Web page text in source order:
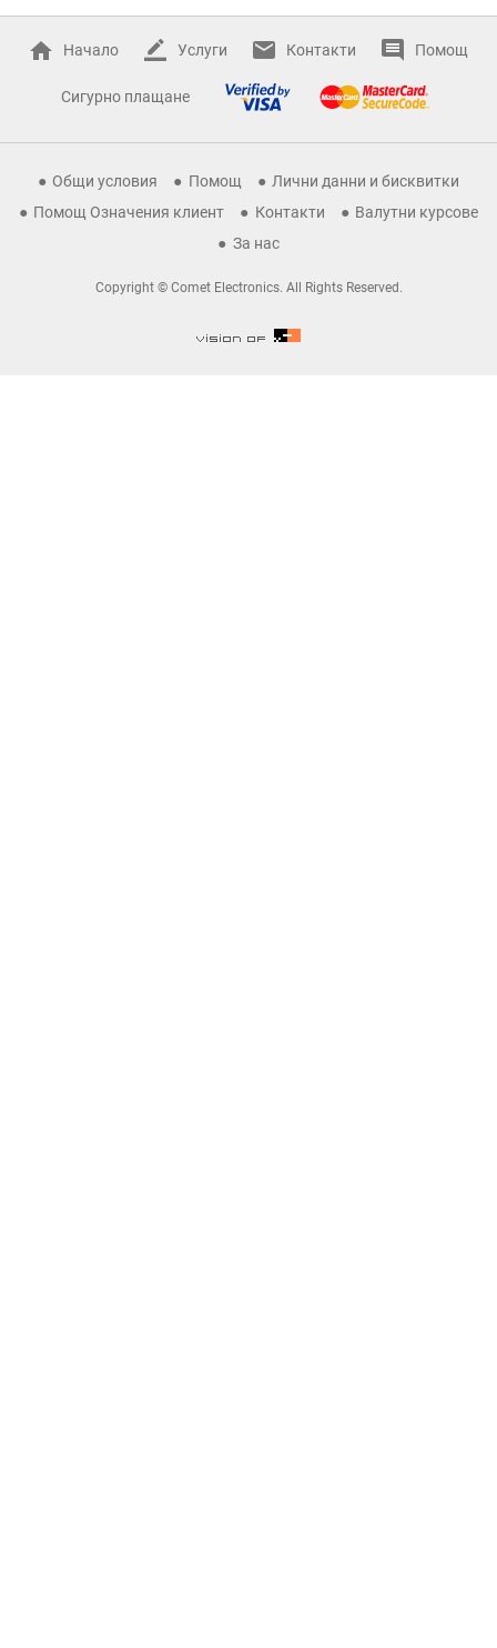
Начало Услуги Контакти Помощ
Сигурно плащане
Общи условия Помощ
Лични данни и бисквитки
Помощ Означения клиент
Контакти
Валутни курсове
За нас
Copyright © Comet Electronics. All Rights Reserved.